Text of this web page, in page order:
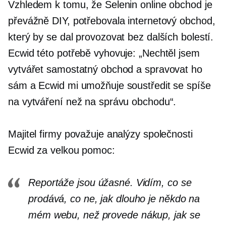
Vzhledem k tomu, že Selenin online obchod je
převážně DIY, potřebovala internetový obchod,
který by se dal provozovat bez dalších bolestí.
Ecwid této potřebě vyhovuje: „Nechtěl jsem
vytvářet samostatný obchod a spravovat ho
sám a Ecwid mi umožňuje soustředit se spíše
na vytváření než na správu obchodu“.
Majitel firmy považuje analýzy společnosti
Ecwid za velkou pomoc:
Reportáže jsou úžasné. Vidím, co se
prodává, co ne, jak dlouho je někdo na
mém webu, než provede nákup, jak se